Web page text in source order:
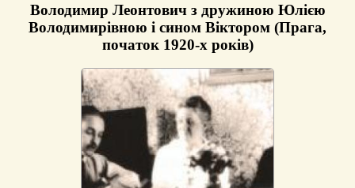
Володимир Леонтович з дружиною Юлією
Володимирівною і сином Віктором (Прага,
початок 1920-х років)